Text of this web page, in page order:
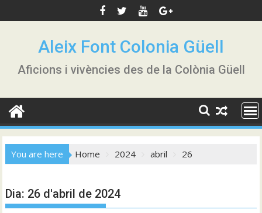
to
Aleix Font Colonia Güell
Aficions i vivències des de la Colònia Güell
You are here Home 2024 abril 26
Dia: 26 d'abril de 2024